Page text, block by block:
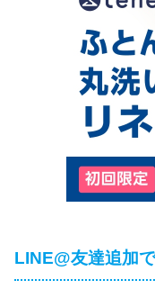
LINE@友達追加